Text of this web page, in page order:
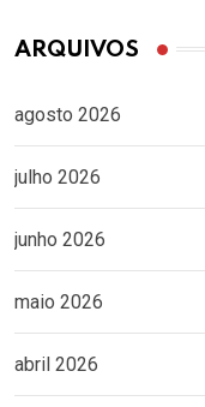
ARQUIVOS
agosto 2026
julho 2026
junho 2026
maio 2026
abril 2026